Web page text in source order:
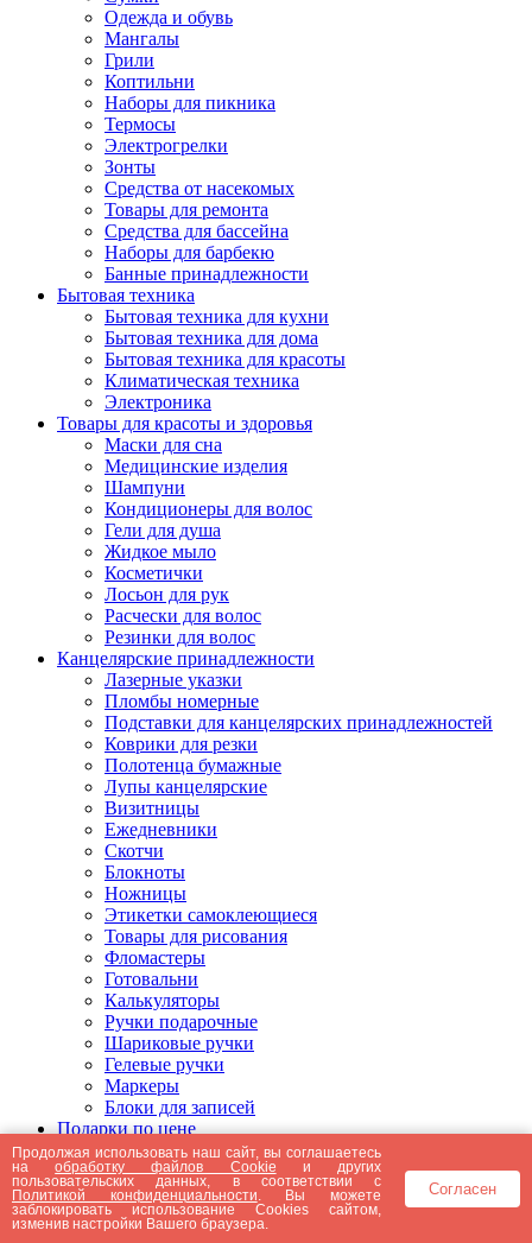
Одежда и обувь
Мангалы
Грили
Коптильни
Наборы для пикника
Термосы
Электрогрелки
Зонты
Средства от насекомых
Товары для ремонта
Средства для бассейна
Наборы для барбекю
Банные принадлежности
Бытовая техника
Бытовая техника для кухни
Бытовая техника для дома
Бытовая техника для красоты
Климатическая техника
Электроника
Товары для красоты и здоровья
Маски для сна
Медицинские изделия
Шампуни
Кондиционеры для волос
Гели для душа
Жидкое мыло
Косметички
Лосьон для рук
Расчески для волос
Резинки для волос
Канцелярские принадлежности
Лазерные указки
Пломбы номерные
Подставки для канцелярских принадлежностей
Коврики для резки
Полотенца бумажные
Лупы канцелярские
Визитницы
Ежедневники
Скотчи
Блокноты
Ножницы
Этикетки самоклеющиеся
Товары для рисования
Фломастеры
Готовальни
Калькуляторы
Ручки подарочные
Шариковые ручки
Гелевые ручки
Маркеры
Блоки для записей
Подарки по цене
Подарки от 5000 рублей
Подарки до 5000 рублей
Подарки до 3000 рублей
Подарки до 2000 рублей
Подарки до 1000 рублей
Продолжая использовать наш сайт, вы соглашаетесь
наобработку файлов Cookie и других
пользовательских данных, в соответствии с
Политикой конфиденциальности . Вы можете
заблокировать использование Cookies сайтом,
изменив настройки Вашего браузера.
Согласен